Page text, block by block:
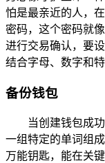
怕是最亲近的人，
密码，这个密码就
进行交易确认，要
结合字母、数字和
备份钱包
当创建钱包成
一组特定的单词组
万能钥匙，能在关